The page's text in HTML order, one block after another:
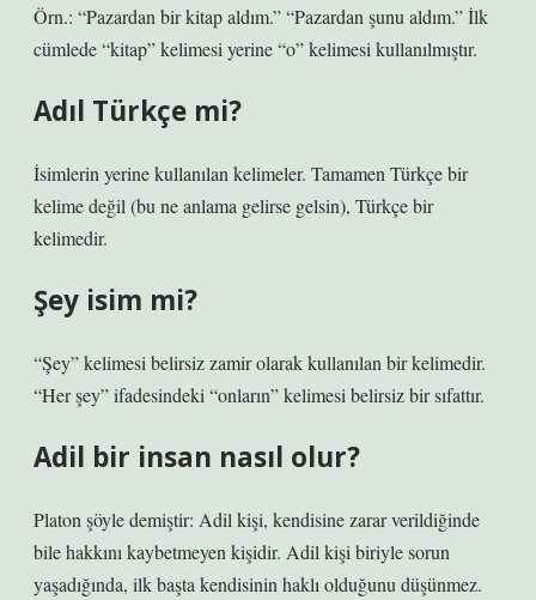
Örn.: “Pazardan bir kitap aldım.” “Pazardan şunu aldım.” İlk
cümlede “kitap” kelimesi yerine “o” kelimesi kullanılmıştır.
Adıl Türkçe mi?
İsimlerin yerine kullanılan kelimeler. Tamamen Türkçe bir
kelime değil (bu ne anlama gelirse gelsin), Türkçe bir
kelimedir.
Şey isim mi?
“Şey” kelimesi belirsiz zamir olarak kullanılan bir kelimedir.
“Her şey” ifadesindeki “onların” kelimesi belirsiz bir sıfattır.
Adil bir insan nasıl olur?
Platon şöyle demiştir: Adil kişi, kendisine zarar verildiğinde
bile hakkını kaybetmeyen kişidir. Adil kişi biriyle sorun
yaşadığında, ilk başta kendisinin haklı olduğunu düşünmez.